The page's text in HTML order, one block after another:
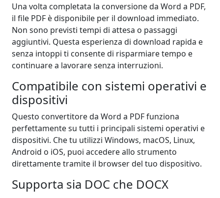
Una volta completata la conversione da Word a PDF,
il file PDF è disponibile per il download immediato.
Non sono previsti tempi di attesa o passaggi
aggiuntivi. Questa esperienza di download rapida e
senza intoppi ti consente di risparmiare tempo e
continuare a lavorare senza interruzioni.
Compatibile con sistemi operativi e
dispositivi
Questo convertitore da Word a PDF funziona
perfettamente su tutti i principali sistemi operativi e
dispositivi. Che tu utilizzi Windows, macOS, Linux,
Android o iOS, puoi accedere allo strumento
direttamente tramite il browser del tuo dispositivo.
Supporta sia DOC che DOCX